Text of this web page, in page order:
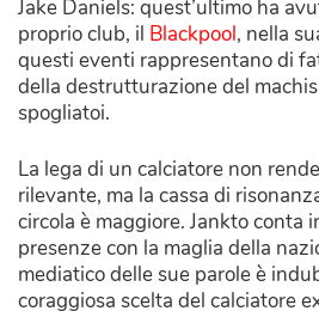
Jake Daniels: quest’ultimo ha
proprio club, il Blackpool, nella
questi eventi rappresentano di
della destrutturazione del
spogliatoi.
La lega di un calciatore non
rilevante, ma la cassa di
circola è maggiore. Jankto conta
presenze con la maglia della
mediatico delle sue parole è
coraggiosa scelta del calciatore